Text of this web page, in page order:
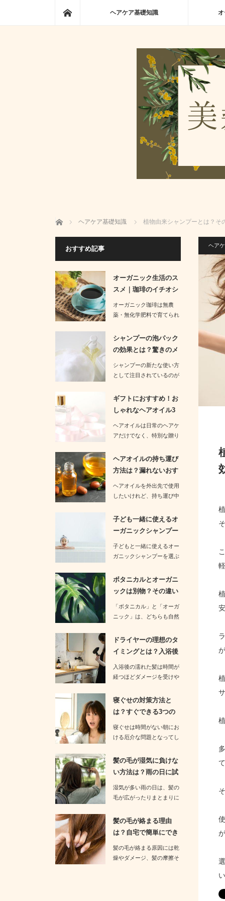
ヘアケア基礎知識
ホーム ヘアケア基礎知識 植物由来シャンプーとは？そ
ヘア
おすすめ記事
オーガニック生活のス
スメ｜珈琲のイチオシ
商品3選の…
オーガニック珈琲は無農
薬・無化学肥料で育てられ
面だけでな…
シャンプーの泡パック
の効果とは？驚きのメ
リットを紹…
シャンプーの新たな使い方
として注目されているのが
たシ…
ギフトにおすすめ！お
しゃれなヘアオイル3
つを厳選紹…
ヘアオイルは日常のヘアケ
アだけでなく、特別な贈り
す。お…
ヘアオイルの持ち運び
方法は？漏れないおす
すめの方法…
ヘアオイルを外出先で使用
したいけれど、持ち運び中
いのでは…
子ども一緒に使えるオ
ーガニックシャンプー
は？おすす…
子どもと一緒に使えるオー
ガニックシャンプーを選ぶ
が少ない…
ボタニカルとオーガニ
ックは別物？その違い
についてわ…
「ボタニカル」と「オーガ
ニック」は、どちらも自然
を持つ言…
ドライヤーの理想のタ
イミングとは？入浴後
何分以内が…
入浴後の濡れた髪は時間が
経つほどダメージを受けや
ライ…
寝ぐせの対策方法と
は？すぐできる3つの
予防策をお伝…
寝ぐせは時間がない朝にお
ける厄介な問題となってし
せを…
髪の毛が湿気に負けな
い方法は？雨の日に試
すべき3つ…
湿気が多い雨の日は、髪の
毛が広がったりまとまりに
です。…
髪の毛が絡まる理由
は？自宅で簡単にでき
るケア方法を…
髪の毛が絡まる原因には乾
燥やダメージ、髪の摩擦そ